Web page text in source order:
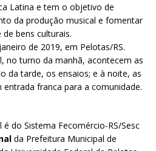
Latina e tem o objetivo de
da produção musical e fomentar
bens culturais.
de 2019, em Pelotas/RS.
no turno da manhã, acontecem as
da tarde, os ensaios; e à noite, as
franca para a comunidade.
é do Sistema Fecomércio-RS/Sesc
da Prefeitura Municipal de